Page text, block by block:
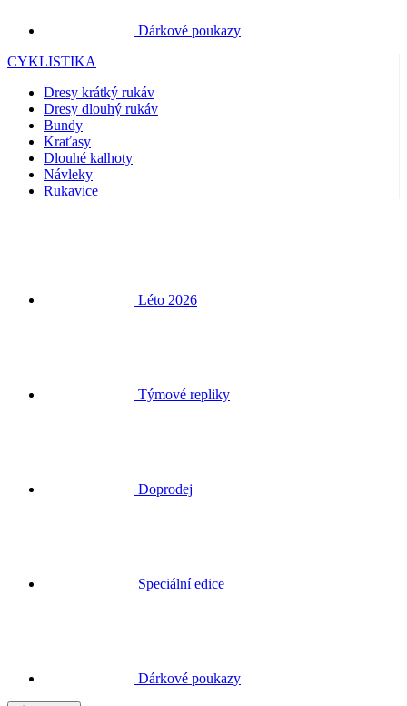
Dresy dlouhý rukáv
Kraťasy
Návleky
Rukavice
Váš košík je prázdný